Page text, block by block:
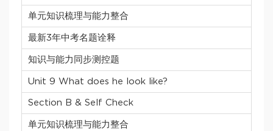
单元知识梳理与能力整合
最新3年中考名题诠释
知识与能力同步测控题
Unit 9 What does he look like?
Section B & Self Check
单元知识梳理与能力整合